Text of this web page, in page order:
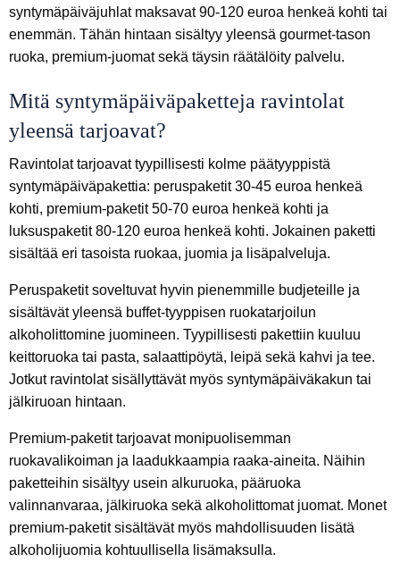
syntymäpäiväjuhlat maksavat 90-120 euroa henkeä kohti tai
enemmän. Tähän hintaan sisältyy yleensä gourmet-tason
ruoka, premium-juomat sekä täysin räätälöity palvelu.
Mitä syntymäpäiväpaketteja ravintolat
yleensä tarjoavat?
Ravintolat tarjoavat tyypillisesti kolme päätyyppistä
syntymäpäiväpakettia: peruspaketit 30-45 euroa henkeä
kohti, premium-paketit 50-70 euroa henkeä kohti ja
luksuspaketit 80-120 euroa henkeä kohti. Jokainen paketti
sisältää eri tasoista ruokaa, juomia ja lisäpalveluja.
Peruspaketit soveltuvat hyvin pienemmille budjeteille ja
sisältävät yleensä buffet-tyyppisen ruokatarjoilun
alkoholittomine juomineen. Tyypillisesti pakettiin kuuluu
keittoruoka tai pasta, salaattipöytä, leipä sekä kahvi ja tee.
Jotkut ravintolat sisällyttävät myös syntymäpäiväkakun tai
jälkiruoan hintaan.
Premium-paketit tarjoavat monipuolisemman
ruokavalikoiman ja laadukkaampia raaka-aineita. Näihin
paketteihin sisältyy usein alkuruoka, pääruoka
valinnanvaraa, jälkiruoka sekä alkoholittomat juomat. Monet
premium-paketit sisältävät myös mahdollisuuden lisätä
alkoholijuomia kohtuullisella lisämaksulla.